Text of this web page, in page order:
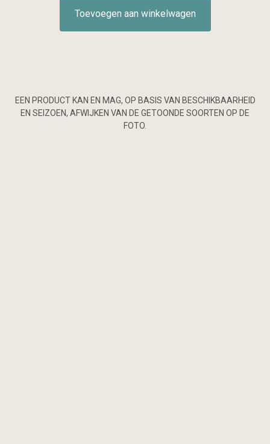
Toevoegen aan winkelwagen
EEN PRODUCT KAN EN MAG, OP BASIS VAN BESCHIKBAARHEID
EN SEIZOEN, AFWIJKEN VAN DE GETOONDE SOORTEN OP DE
FOTO.